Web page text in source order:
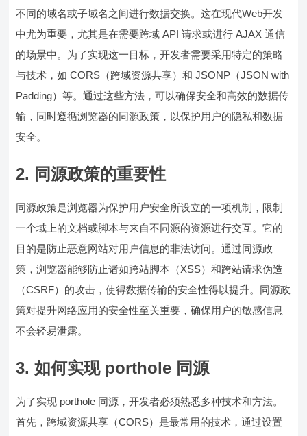
不同的域名或子域名之间进行数据交换。这在现代Web开发
中尤为重要，尤其是在需要跨域 API 请求或进行 AJAX 通信
的场景中。为了实现这一目标，开发者需要采用特定的策略
与技术，如 CORS（跨域资源共享）和 JSONP（JSON with
Padding）等。通过这些方法，可以确保安全和高效的数据传
输，同时遵循浏览器的同源政策，以保护用户的隐私和数据
安全。
2. 同源政策的重要性
同源政策是浏览器为保护用户安全所设立的一项机制，限制
一个域上的文档或脚本与来自不同源的资源进行交互。它的
目的是防止恶意网站对用户信息的非法访问。通过同源政
策，浏览器能够防止诸如跨站脚本（XSS）和跨站请求伪造
（CSRF）的攻击，使得数据传输的安全性得以提升。同源政
策对提升网络应用的安全性至关重要，确保用户的敏感信息
不会轻易泄露。
3. 如何实现 porthole 同源
为了实现 porthole 同源，开发者必须熟悉多种技术和方法。
首先，跨域资源共享（CORS）是最常用的技术，通过设置